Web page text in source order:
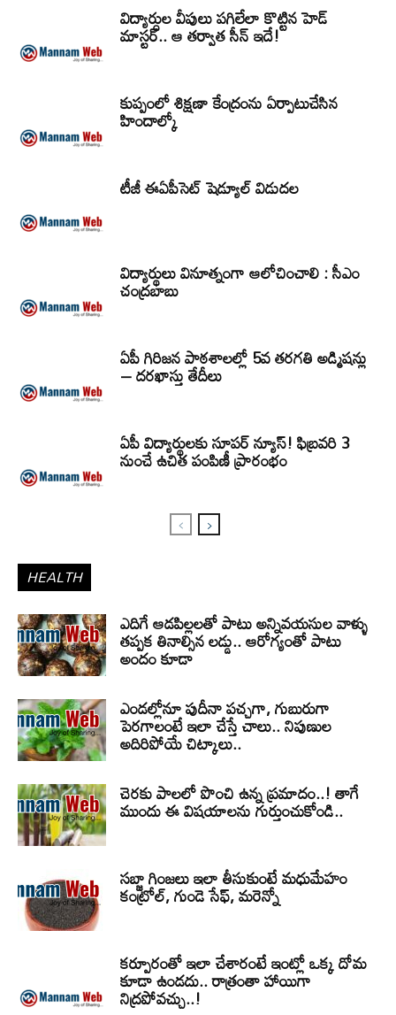
విద్యార్ధుల వీపులు పగిలేలా కొట్టిన హెడ్
మాస్టర్.. ఆ తర్వాత సీన్‌ ఇదే!
కుప్పంలో శిక్షణా కేంద్రంను ఏర్పాటుచేసిన
హిందాల్కో
టీజీ ఈఏపీసెట్‌ షెడ్యూల్‌ విడుదల
విద్యార్థులు వినూత్నంగా ఆలోచించాలి : సీఎం
చంద్రబాబు
ఏపీ గిరిజన పాఠశాలల్లో 5వ తరగతి అడ్మిషన్లు
– దరఖాస్తు తేదీలు
ఏపీ విద్యార్థులకు సూపర్ న్యూస్! ఫిబ్రవరి 3
నుంచే ఉచిత పంపిణీ ప్రారంభం
HEALTH
ఎదిగే ఆడపిల్లలతో పాటు అన్నివయసుల వాళ్ళు
తప్పక తినాల్సిన లడ్డు.. ఆరోగ్యంతో పాటు
అందం కూడా
ఎండల్లోనూ పుదీనా పచ్చగా, గుబురుగా
పెరగాలంటే ఇలా చేస్తే చాలు.. నిపుణుల
అదిరిపోయే చిట్కాలు..
చెరకు పాలలో పొంచి ఉన్న ప్రమాదం..! తాగే
ముందు ఈ విషయాలను గుర్తుంచుకోండి..
సబ్జా గింజలు ఇలా తీసుకుంటే మధుమేహం
కంట్రోల్, గుండె సేఫ్, మరెన్నో
కర్పూరంతో ఇలా చేశారంటే ఇంట్లో ఒక్క దోమ
కూడా ఉండదు.. రాత్రంతా హాయిగా
నిద్రపోవచ్చు..!